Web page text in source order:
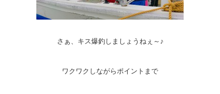
さぁ、キス爆釣しましょうねぇ～♪
ワクワクしながらポイントまで